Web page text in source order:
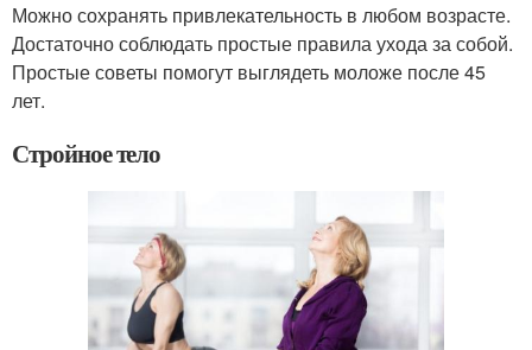
Можно сохранять привлекательность в любом возрасте.
Достаточно соблюдать простые правила ухода за собой.
Простые советы помогут выглядеть моложе после 45
лет.
Стройное тело